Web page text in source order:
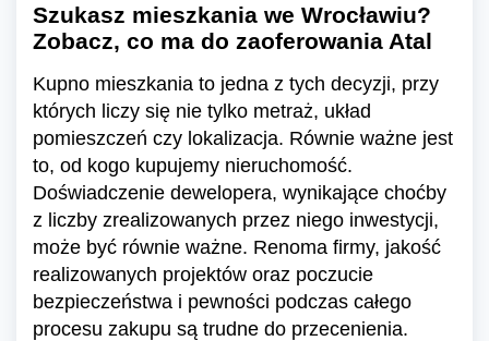
Szukasz mieszkania we Wrocławiu?
Zobacz, co ma do zaoferowania Atal
Kupno mieszkania to jedna z tych decyzji, przy
których liczy się nie tylko metraż, układ
pomieszczeń czy lokalizacja. Równie ważne jest
to, od kogo kupujemy nieruchomość.
Doświadczenie dewelopera, wynikające choćby
z liczby zrealizowanych przez niego inwestycji,
może być równie ważne. Renoma firmy, jakość
realizowanych projektów oraz poczucie
bezpieczeństwa i pewności podczas całego
procesu zakupu są trudne do przecenienia.